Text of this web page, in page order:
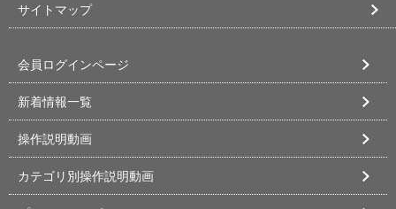
サイトマップ
会員ログインページ
新着情報一覧
操作説明動画
カテゴリ別操作説明動画